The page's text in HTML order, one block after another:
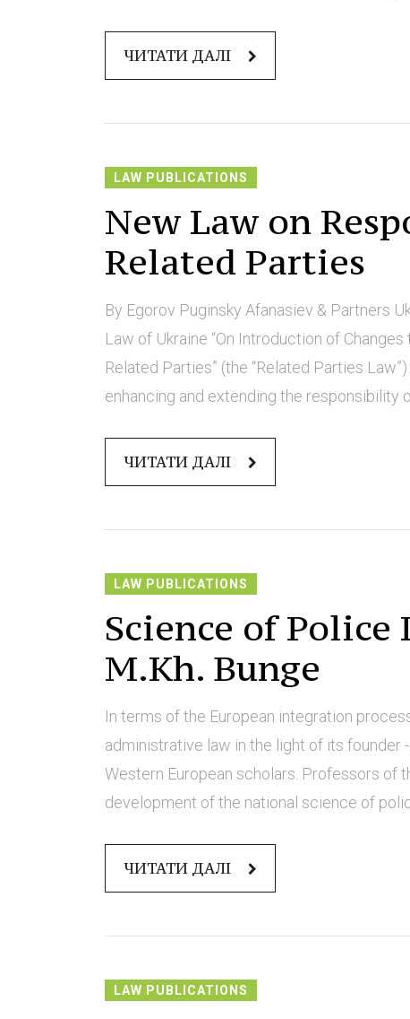
ЧИТАТИ ДАЛІ
LAW PUBLICATIONS
New Law on
Related Parties
By Egorov Puginsky Afanasiev & Partners
Law of Ukraine “On Introduction of
Related Parties” (the “Related Parties
enhancing and extending the responsibility
ЧИТАТИ ДАЛІ
LAW PUBLICATIONS
Science of
M.Kh. Bunge
In terms of the European integration
administrative law in the light of its
Western European scholars. Professors of
development of the national science of
ЧИТАТИ ДАЛІ
LAW PUBLICATIONS